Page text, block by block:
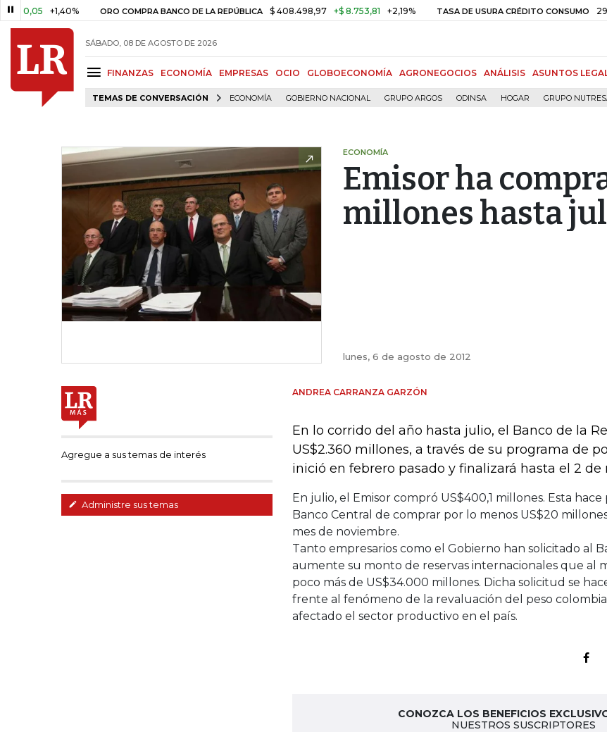
+1,40% ORO COMPRA BANCO DE LA REPÚBLICA $ 408.498,97 +$ 8.753,81 +2,19% TASA DE USURA CRÉDITO CONSUMO 29,66%
SÁBADO, 08 DE AGOSTO DE 2026
FINANZAS ECONOMÍA EMPRESAS OCIO GLOBOECONOMÍA AGRONEGOCIOS ANÁLISIS ASUNTOS
TEMAS DE CONVERSACIÓN ECONOMÍA GOBIERNO NACIONAL GRUPO ARGOS ODINSA HOGAR GRUPO
ECONOMÍA
Emisor ha
millones hasta
lunes, 6 de agosto de 2012
Agregue a sus temas de interés
Administre sus temas
ANDREA CARRANZA GARZÓN
En lo corrido del año hasta julio, el Banco de la
US$2.360 millones, a través de su programa de
inició en febrero pasado y finalizará hasta el 2 de
En julio, el Emisor compró US$400,1 millones. Esta
Banco Central de comprar por lo menos US$20
mes de noviembre.
Tanto empresarios como el Gobierno han solicitado al
aumente su monto de reservas internacionales que al
poco más de US$34.000 millones. Dicha solicitud se
frente al fenómeno de la revaluación del peso
afectado el sector productivo en el país.
CONOZCA LOS BENEFICIOS
NUESTROS SUSCRIPTORES